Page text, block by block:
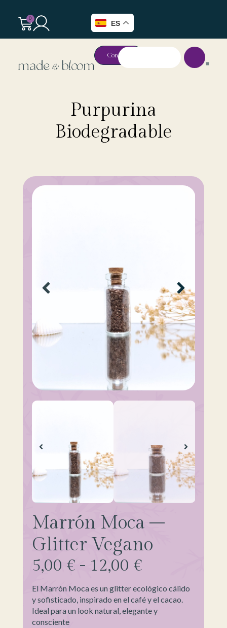
ES
0
Contacto
Purpurina
Biodegradable
Marrón Moca –
Glitter Vegano
5,00 € - 12,00 €
El Marrón Moca es un glitter ecológico cálido
y sofisticado, inspirado en el café y el cacao.
Ideal para un look natural, elegante y
consciente